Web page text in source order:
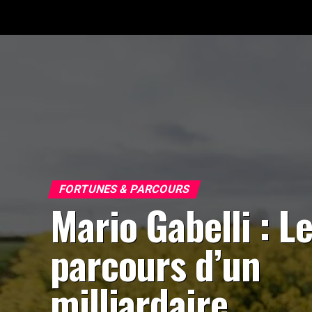
FORTUNES & PARCOURS
Mario Gabelli : Le
parcours d’un